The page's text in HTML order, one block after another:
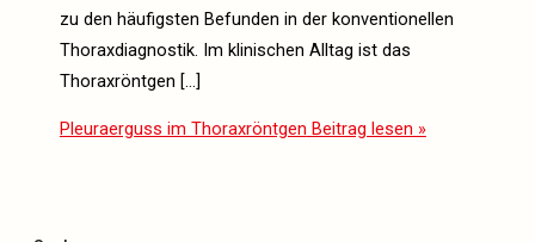
zu den häufigsten Befunden in der konventionellen
Thoraxdiagnostik. Im klinischen Alltag ist das
Thoraxröntgen […]
Pleuraerguss im Thoraxröntgen Beitrag lesen »